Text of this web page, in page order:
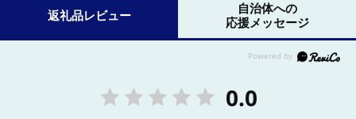
返礼品レビュー
自治体への
応援メッセージ
0.0